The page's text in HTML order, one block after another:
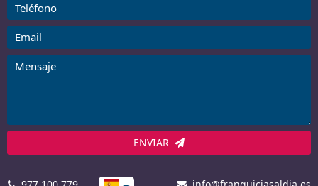
ENVIAR